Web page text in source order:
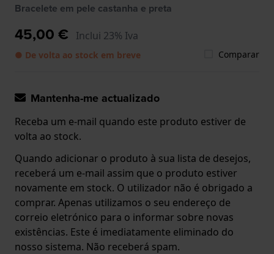
Bracelete em pele castanha e preta
45,00 € Inclui 23% Iva
● De volta ao stock em breve Comparar
Mantenha-me actualizado
Receba um e-mail quando este produto estiver de
volta ao stock.
Quando adicionar o produto à sua lista de desejos,
receberá um e-mail assim que o produto estiver
novamente em stock. O utilizador não é obrigado a
comprar. Apenas utilizamos o seu endereço de
correio eletrónico para o informar sobre novas
existências. Este é imediatamente eliminado do
nosso sistema. Não receberá spam.